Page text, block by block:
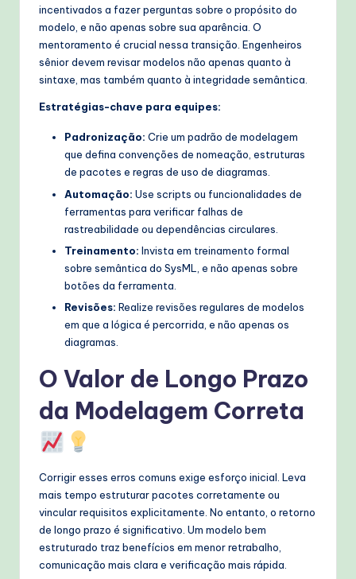
incentivados a fazer perguntas sobre o propósito do
modelo, e não apenas sobre sua aparência. O
mentoramento é crucial nessa transição. Engenheiros
sênior devem revisar modelos não apenas quanto à
sintaxe, mas também quanto à integridade semântica.
Estratégias-chave para equipes:
Padronização: Crie um padrão de modelagem
que defina convenções de nomeação, estruturas
de pacotes e regras de uso de diagramas.
Automação: Use scripts ou funcionalidades de
ferramentas para verificar falhas de
rastreabilidade ou dependências circulares.
Treinamento: Invista em treinamento formal
sobre semântica do SysML, e não apenas sobre
botões da ferramenta.
Revisões: Realize revisões regulares de modelos
em que a lógica é percorrida, e não apenas os
diagramas.
O Valor de Longo Prazo
da Modelagem Correta
Corrigir esses erros comuns exige esforço inicial. Leva
mais tempo estruturar pacotes corretamente ou
vincular requisitos explicitamente. No entanto, o retorno
de longo prazo é significativo. Um modelo bem
estruturado traz benefícios em menor retrabalho,
comunicação mais clara e verificação mais rápida.